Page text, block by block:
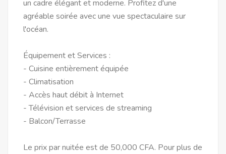
un cadre élégant et moderne. Profitez d'une
agréable soirée avec une vue spectaculaire sur
l'océan.
Équipement et Services :
- Cuisine entièrement équipée
- Climatisation
- Accès haut débit à Internet
- Télévision et services de streaming
- Balcon/Terrasse
Le prix par nuitée est de 50,000 CFA. Pour plus de